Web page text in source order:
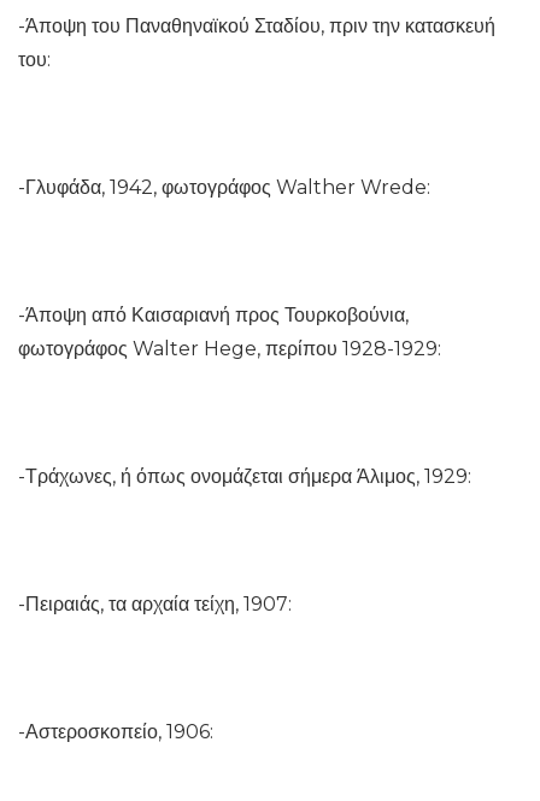
-Άποψη του Παναθηναϊκού Σταδίου, πριν την κατασκευή
του:
-Γλυφάδα, 1942, φωτογράφος Walther Wrede:
-Άποψη από Καισαριανή προς Τουρκοβούνια,
φωτογράφος Walter Hege, περίπου 1928-1929:
-Τράχωνες, ή όπως ονομάζεται σήμερα Άλιμος, 1929:
-Πειραιάς, τα αρχαία τείχη, 1907:
-Αστεροσκοπείο, 1906: